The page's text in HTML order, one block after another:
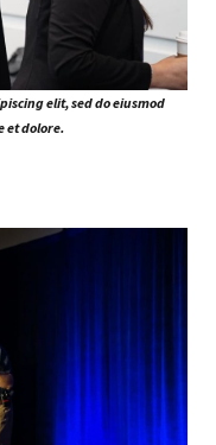
elit, sed do eiusmod
et dolore.